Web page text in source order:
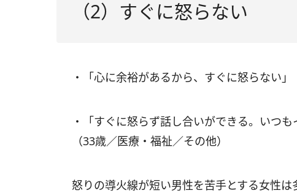
（2）すぐに怒らない
・「心に余裕があるから、すぐに怒らない
・「すぐに怒らず話し合いができる。いつ
（33歳／医療・福祉／その他）
怒りの導火線が短い男性を苦手とする女性